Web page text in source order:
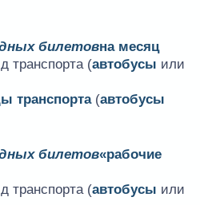
билетовна месяц
транспорта (автобусы или
транспорта(автобусы
билетов«рабочие
транспорта (автобусы или